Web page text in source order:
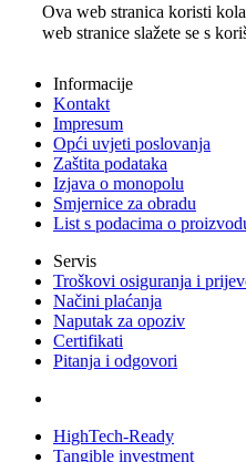
Ova web stranica koristi
web stranice slažete se s
Informacije
Kontakt
Impresum
Opći uvjeti poslovanja
Zaštita podataka
Izjava o monopolu
Smjernice za obradu
List s podacima o
Servis
Troškovi osiguranja i
Načini plaćanja
Naputak za opoziv
Certifikati
Pitanja i odgovori
HighTech-Ready
Tangible investment